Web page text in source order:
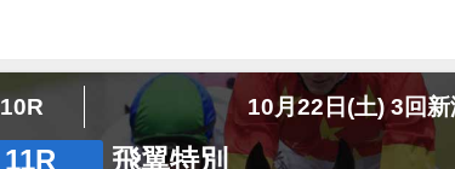
10R 10月22日(土) 3回
11R 飛翼特別